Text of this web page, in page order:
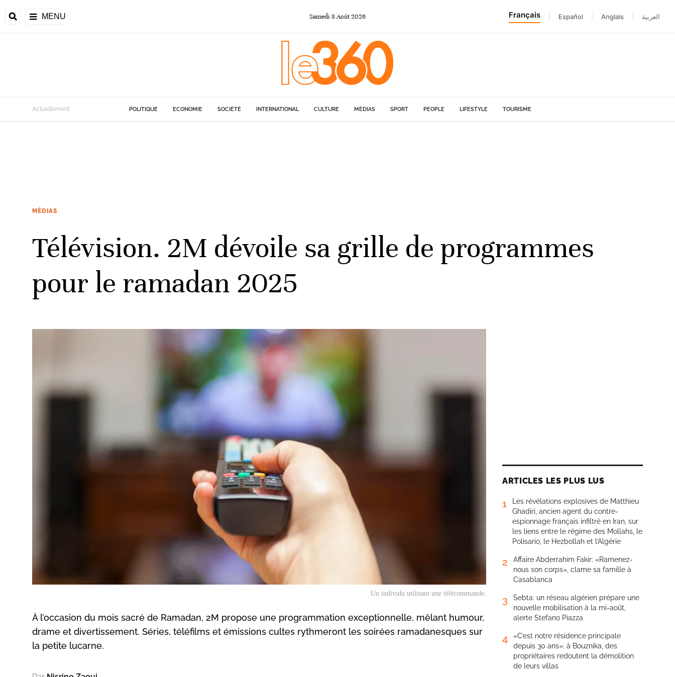
MENU Samedi 8Août2026 Français Español Anglais العربية
Actuellement POLITIQUE ECONOMIE SOCIÉTÉ INTERNATIONAL CULTURE MÉDIAS SPORT PEOPLE LIFESTYLE TOURISME
MÉDIAS
Télévision. 2M dévoile sa grille de programmes
pour le ramadan 2025
Un individu utilisant une télécommande.
À l’occasion du mois sacré de Ramadan, 2M propose une programmation exceptionnelle, mêlant humour,
drame et divertissement. Séries, téléfilms et émissions cultes rythmeront les soirées ramadanesques sur
la petite lucarne.
ARTICLES LES PLUS LUS
1
Les révélations explosives de Matthieu
Ghadiri, ancien agent du contre-
espionnage français infiltré en Iran, sur
les liens entre le régime des Mollahs, le
Polisario, le Hezbollah et l’Algérie
2
Affaire Abderrahim Fakir: «Ramenez-
nous son corps», clame sa famille à
Casablanca
3
Sebta: un réseau algérien prépare une
nouvelle mobilisation à la mi-août,
alerte Stefano Piazza
4
«C’est notre résidence principale
depuis 30 ans»: à Bouznika, des
propriétaires redoutent la démolition
de leurs villas